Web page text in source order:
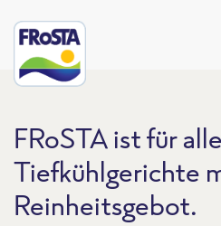
FRoSTA ist für
Tiefkühlgerichte
Reinheitsgebot.